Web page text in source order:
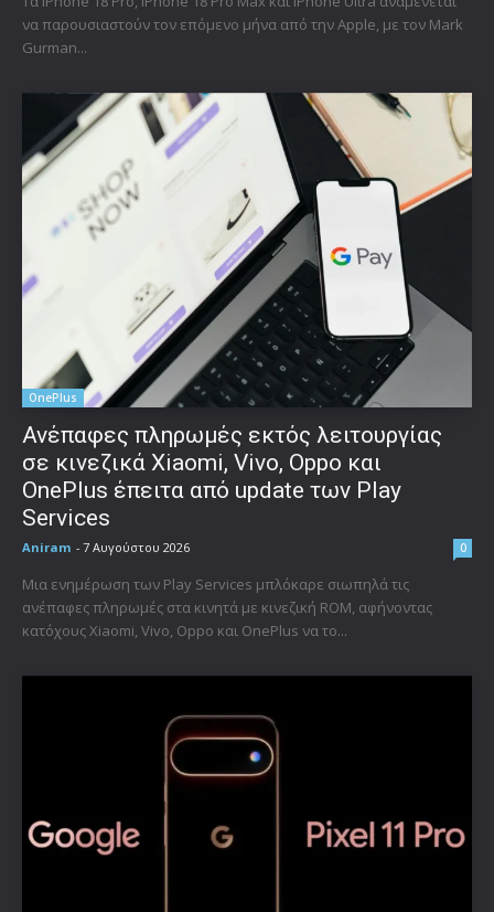
να παρουσιαστούν τον επόμενο μήνα από την Apple, με τον Mark
Gurman...
OnePlus
Ανέπαφες πληρωμές εκτός λειτουργίας
σε κινεζικά Xiaomi, Vivo, Oppo και
OnePlus έπειτα από update των Play
Services
Aniram - 7 Αυγούστου 2026 0
Μια ενημέρωση των Play Services μπλόκαρε σιωπηλά τις
ανέπαφες πληρωμές στα κινητά με κινεζική ROM, αφήνοντας
κατόχους Xiaomi, Vivo, Oppo και OnePlus να το...